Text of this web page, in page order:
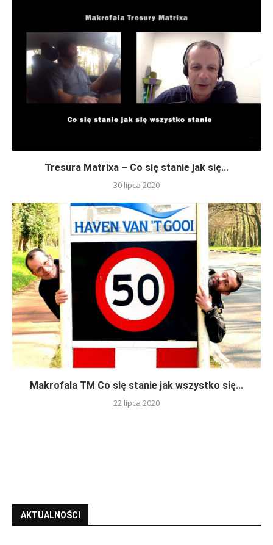
Tresura Matrixa – Co się stanie jak się...
30 lipca 2020
Makrofala TM Co się stanie jak wszystko się...
22 lipca 2020
AKTUALNOŚCI